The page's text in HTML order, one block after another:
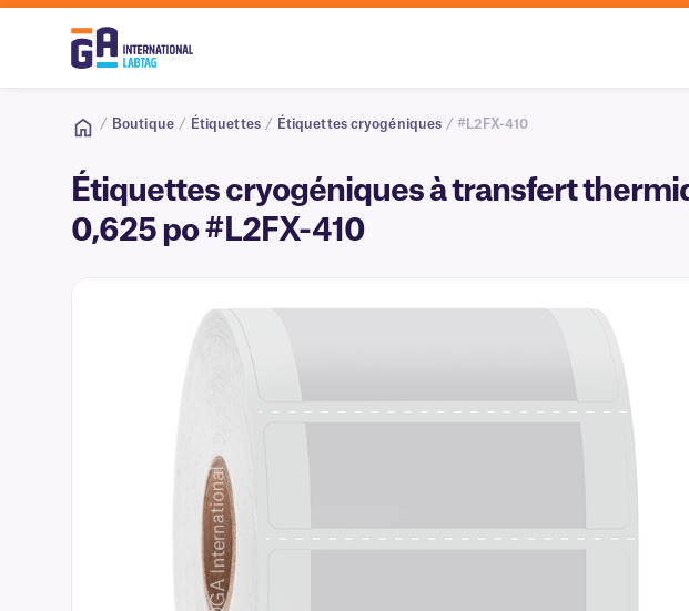
/ Boutique / Étiquettes / Étiquettes cryogéniques / #L2FX-410
Étiquettes cryogéniques à transfert
0,625 po #L2FX-410